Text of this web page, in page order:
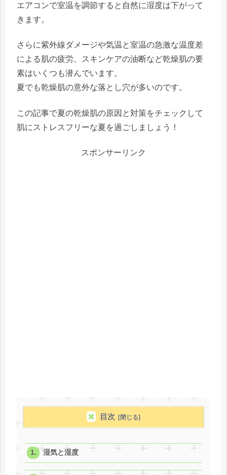
エアコンで室温を調節すると自然に湿度は下がって
きます。
さらに紫外線ダメージや気温と室温の急激な温度差
による肌の疲労、スキンケアの油断など乾燥肌の要
素はいくつも潜んでいます。
夏でも乾燥肌の意外な落とし穴が多いのです。
この記事で夏の乾燥肌の原因と対策をチェックして
肌にストレスフリーな夏を過ごしましょう！
スポンサーリンク
目次
湿気と湿度